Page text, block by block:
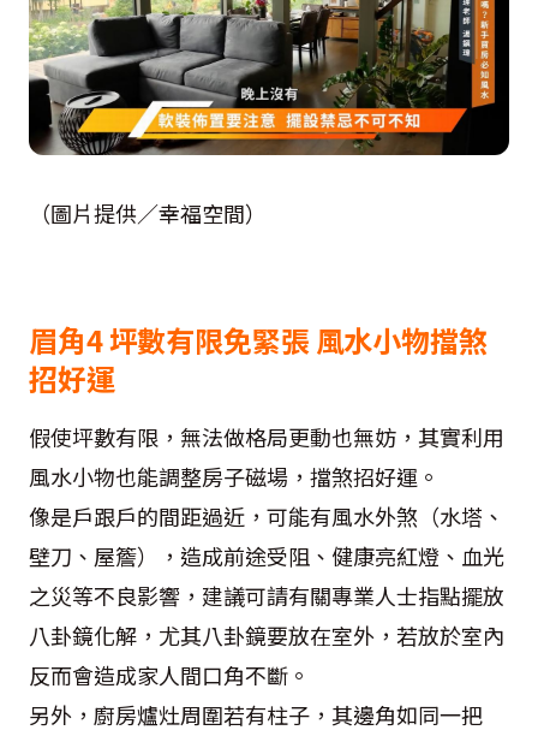
（圖片提供／幸福空間）
眉角4 坪數有限免緊張 風水小物擋煞
招好運
假使坪數有限，無法做格局更動也無妨，其實利用
風水小物也能調整房子磁場，擋煞招好運。
像是戶跟戶的間距過近，可能有風水外煞（水塔、
壁刀、屋簷），造成前途受阻、健康亮紅燈、血光
之災等不良影響，建議可請有關專業人士指點擺放
八卦鏡化解，尤其八卦鏡要放在室外，若放於室內
反而會造成家人間口角不斷。
另外，廚房爐灶周圍若有柱子，其邊角如同一把